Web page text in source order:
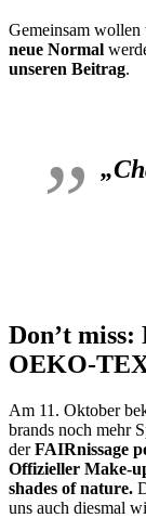
Gemeinsam
neue Normal
unseren Beitrag.
Don’t miss:
OEKO-
Am 11. Oktober
brands noch mehr
derFAIRnissage
Offizieller Make-
shades of nature.
uns auch diesmal